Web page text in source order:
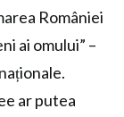
României
ai omului” –
ar putea